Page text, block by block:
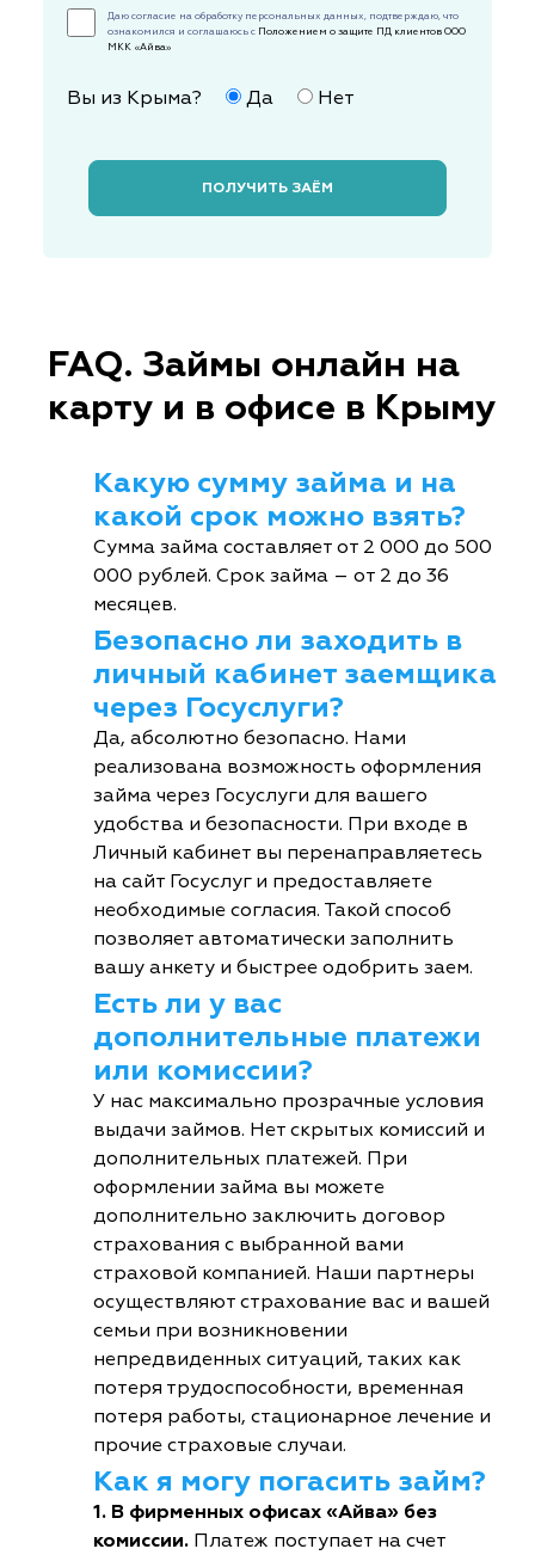
Даю согласие на обработку персональных данных, подтверждаю, что
ознакомился и соглашаюсь с Положением о защите ПД клиентов ООО
МКК «Айва»
Вы из Крыма? Да Нет
ПОЛУЧИТЬ ЗАЁМ
FAQ. Займы онлайн на
карту и в офисе в Крыму
Какую сумму займа и на
какой срок можно взять?
Сумма займа составляет от 2 000 до 500
000 рублей. Срок займа – от 2 до 36
месяцев.
Безопасно ли заходить в
личный кабинет заемщика
через Госуслуги?
Да, абсолютно безопасно. Нами
реализована возможность оформления
займа через Госуслуги для вашего
удобства и безопасности. При входе в
Личный кабинет вы перенаправляетесь
на сайт Госуслуг и предоставляете
необходимые согласия. Такой способ
позволяет автоматически заполнить
вашу анкету и быстрее одобрить заем.
Есть ли у вас
дополнительные платежи
или комиссии?
У нас максимально прозрачные условия
выдачи займов. Нет скрытых комиссий и
дополнительных платежей. При
оформлении займа вы можете
дополнительно заключить договор
страхования с выбранной вами
страховой компанией. Наши партнеры
осуществляют страхование вас и вашей
семьи при возникновении
непредвиденных ситуаций, таких как
потеря трудоспособности, временная
потеря работы, стационарное лечение и
прочие страховые случаи.
Как я могу погасить займ?
1. В фирменных офисах «Айва» без
комиссии. Платеж поступает на счет